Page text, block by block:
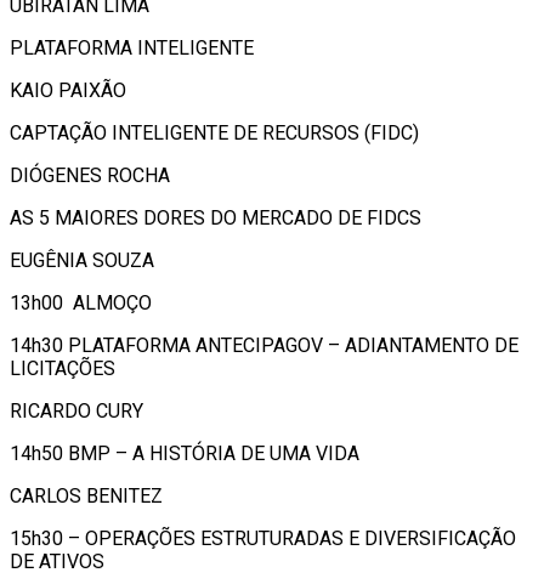
UBIRATAN LIMA
PLATAFORMA INTELIGENTE
KAIO PAIXÃO
CAPTAÇÃO INTELIGENTE DE RECURSOS (FIDC)
DIÓGENES ROCHA
AS 5 MAIORES DORES DO MERCADO DE FIDCS
EUGÊNIA SOUZA
13h00 ALMOÇO
14h30 PLATAFORMA ANTECIPAGOV – ADIANTAMENTO DE
LICITAÇÕES
RICARDO CURY
14h50 BMP – A HISTÓRIA DE UMA VIDA
CARLOS BENITEZ
15h30 – OPERAÇÕES ESTRUTURADAS E DIVERSIFICAÇÃO
DE ATIVOS